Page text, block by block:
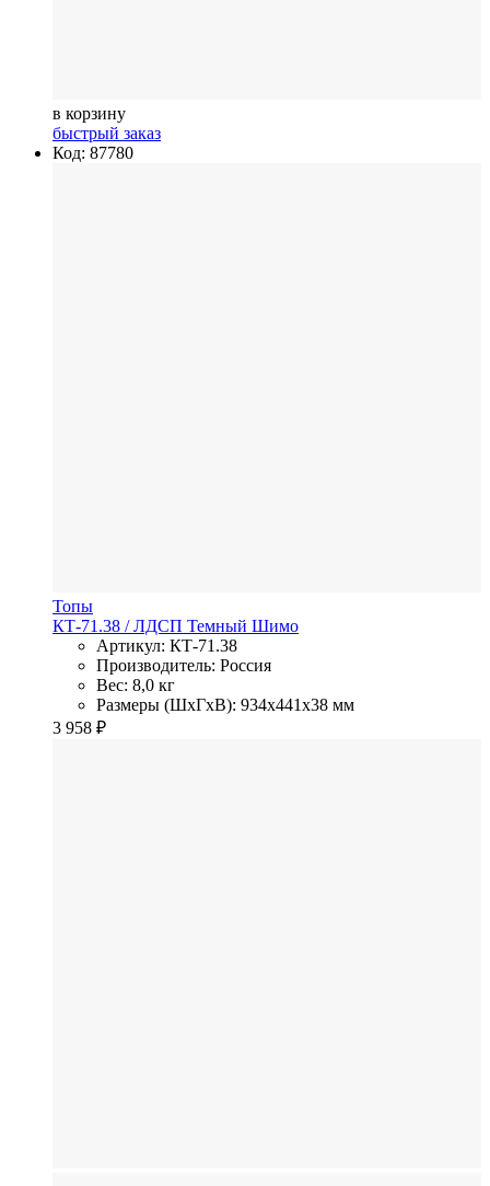
в корзину
быстрый заказ
Код: 87780
Топы
КТ-71.38 / ЛДСП Темный Шимо
Артикул: КТ-71.38
Производитель: Россия
Вес: 8,0 кг
Размеры (ШхГхВ): 934x441x38 мм
3 958 ₽